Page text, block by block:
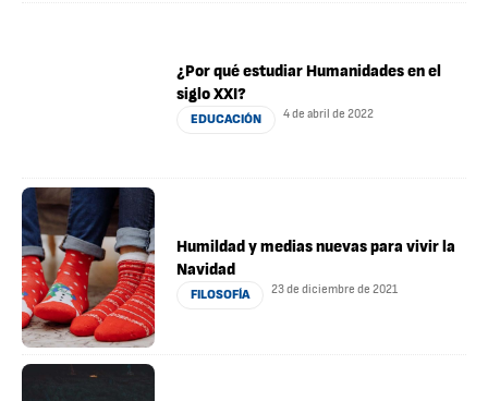
¿Por qué estudiar Humanidades en el
siglo XXI?
EDUCACIÓN 4 de abril de 2022
Humildad y medias nuevas para vivir la
Navidad
FILOSOFÍA 23 de diciembre de 2021